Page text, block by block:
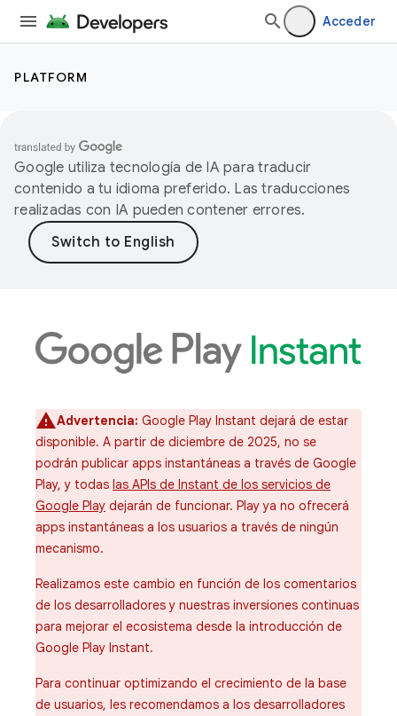
Acceder
PLATFORM
Google utiliza tecnología de IA para traducir
contenido a tu idioma preferido. Las traducciones
realizadas con IA pueden contener errores.
Advertencia: Google Play Instant dejará de estar
disponible. A partir de diciembre de 2025, no se
podrán publicar apps instantáneas a través de Google
Play, y todas las APIs de Instant de los servicios de
Google Play dejarán de funcionar. Play ya no ofrecerá
apps instantáneas a los usuarios a través de ningún
mecanismo.
Realizamos este cambio en función de los comentarios
de los desarrolladores y nuestras inversiones continuas
para mejorar el ecosistema desde la introducción de
Google Play Instant.
Para continuar optimizando el crecimiento de la base
de usuarios, les recomendamos a los desarrolladores